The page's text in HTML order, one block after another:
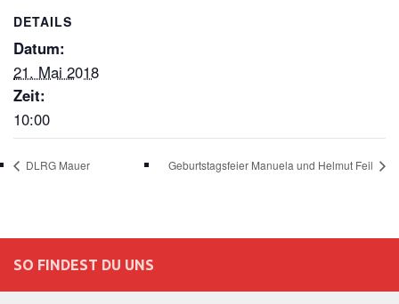
DETAILS
Datum:
21. Mai 2018
Zeit:
10:00
DLRG Mauer Geburtstagsfeier Manuela und Helmut Feil
SO FINDEST DU UNS